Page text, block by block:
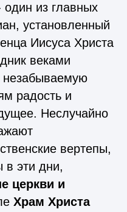
один из главных
установленный
Иисуса Христа
веками
радость и
Неслучайно
вертепы,
эти дни,
церкви и
Храм Христа